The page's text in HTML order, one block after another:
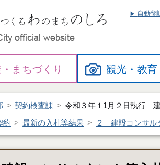
自動翻
まちづくり 観光・教育
契約検査課 令和３年１1月２日執行
約 最新の入札等結果 ２ 建設コンサル